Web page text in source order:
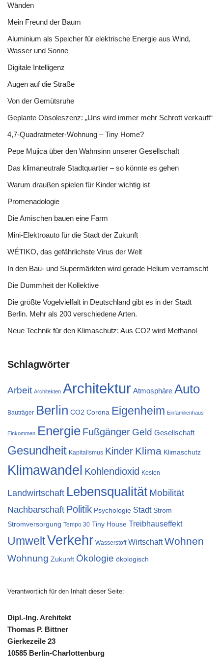
Wänden
Mein Freund der Baum
Aluminium als Speicher für elektrische Energie aus Wind,
Wasser und Sonne
Digitale Intelligenz
Augen auf die Straße
Von der Gemütsruhe
Geplante Obsoleszenz: „Uns wird immer mehr Schrott verkauft“
4,7-Quadratmeter-Wohnung – Tiny Home?
Pepe Mujica über den Wahnsinn unserer Gesellschaft
Das klimaneutrale Stadtquartier – so könnte es gehen
Warum draußen spielen für Kinder wichtig ist
Promenadologie
Die Amischen bauen eine Farm
Mini-Elektroauto für die Stadt der Zukunft
WÉTIKO, das gefährlichste Virus der Welt
In den Bau- und Supermärkten wird gerade Helium verramscht
Die Dummheit der Kollektive
Die größte Vogelvielfalt in Deutschland gibt es in der Stadt
Berlin. Mehr als 200 verschiedene Arten.
Neue Technik für den Klimaschutz: Aus CO2 wird Methanol
Schlagwörter
Arbeit Architekten Architektur Atmosphäre Auto
Bauträger Berlin CO2 Corona Eigenheim Einfamilienhaus
Einkommen Energie Fußgänger Geld Gesellschaft
Gesundheit Kapitalismus Kinder Klima Klimaschutz
Klimawandel Kohlendioxid Kosten
Landwirtschaft Lebensqualität Mobilität
Nachbarschaft Politik Psychologie Stadt Strom
Stromversorgung Tempo 30 Tiny House Treibhauseffekt
UmweltVerkehr Wasserstoff Wirtschaft Wohnen
Wohnung Zukunft Ökologie ökologisch
Verantwortlich für den Inhalt dieser Seite:
Dipl.-Ing. Architekt
Thomas P. Bittner
Gierkezeile 23
10585 Berlin-Charlottenburg